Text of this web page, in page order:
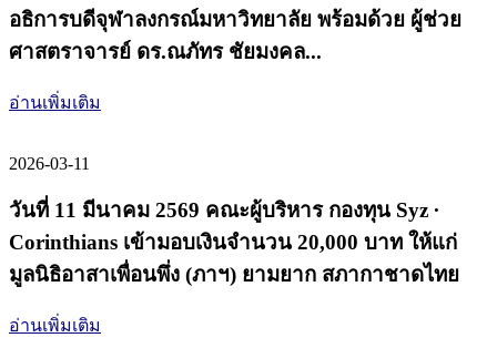
อธิการบดีจุฬาลงกรณ์มหาวิทยาลัย พร้อมด้วย ผู้ช่วย
ศาสตราจารย์ ดร.ณภัทร ชัยมงคล...
อ่านเพิ่มเติม
2026-03-11
วันที่ 11 มีนาคม 2569 คณะผู้บริหาร กองทุน Syz ∙
Corinthians เข้ามอบเงินจำนวน 20,000 บาท ให้แก่
มูลนิธิอาสาเพื่อนพึ่ง (ภาฯ) ยามยาก สภากาชาดไทย
อ่านเพิ่มเติม